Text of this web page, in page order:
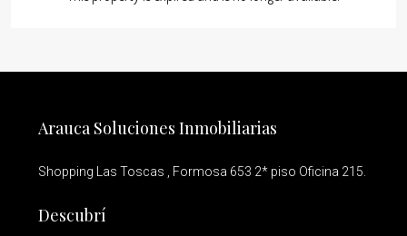
Arauca Soluciones Inmobiliarias
Shopping Las Toscas , Formosa 653 2* piso Oficina 215.
Descubrí